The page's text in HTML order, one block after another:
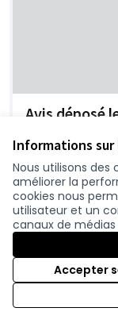
Informations
Nous utilisons des
améliorer la
cookies nous
utilisateur et un
canaux de médias
Accepter
Avis déposé